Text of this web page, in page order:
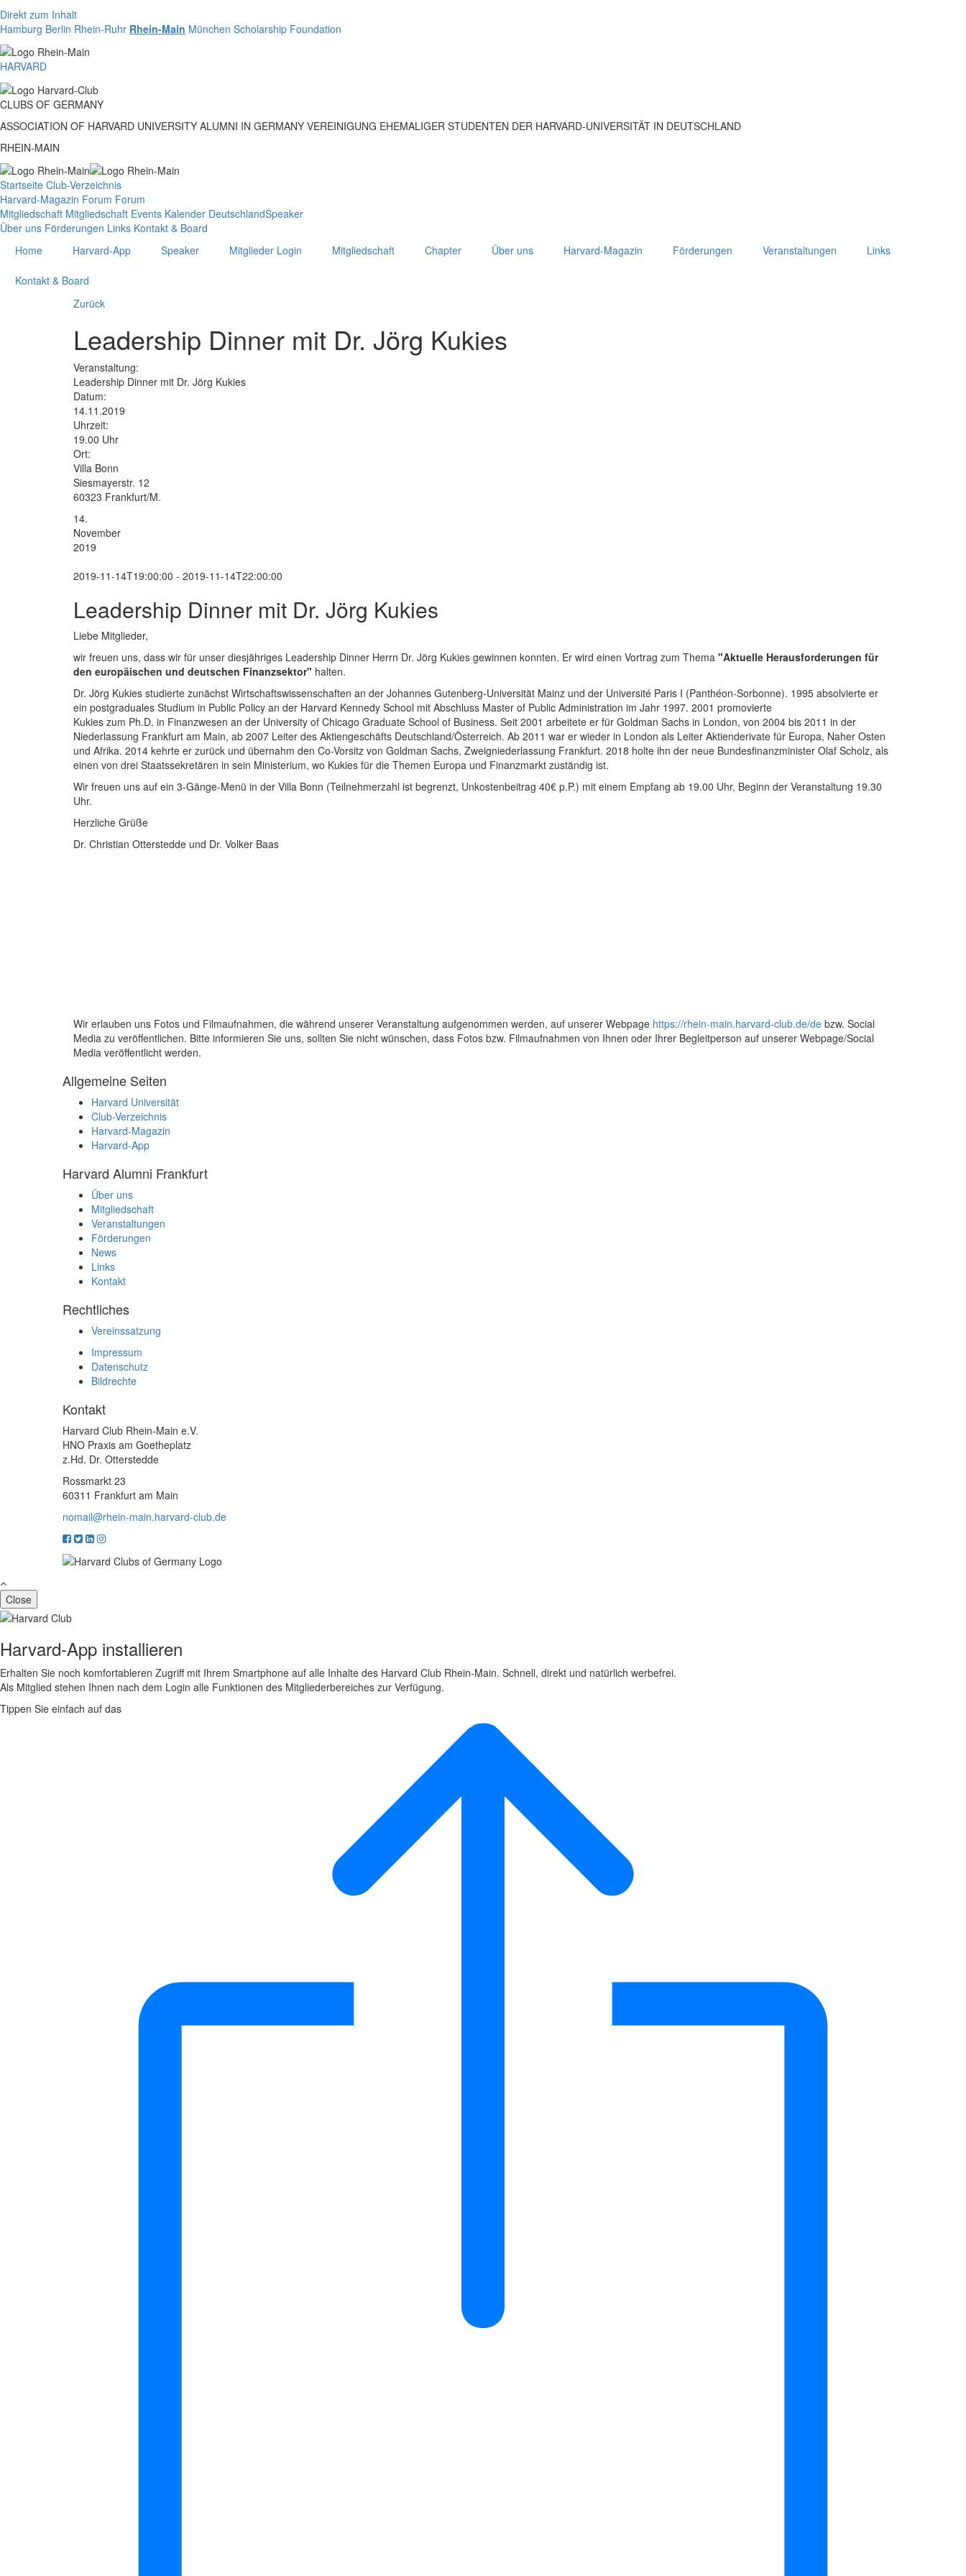
Direkt zum Inhalt
Hamburg Berlin Rhein-Ruhr Rhein-Main München Scholarship Foundation
HARVARD
CLUBS OF GERMANY
ASSOCIATION OF HARVARD UNIVERSITY ALUMNI IN GERMANY VEREINIGUNG EHEMALIGER STUDENTEN DER HARVARD-UNIVERSITÄT IN DEUTSCHLAND
RHEIN-MAIN
Startseite Club-Verzeichnis
Harvard-Magazin Forum Forum
Mitgliedschaft Mitgliedschaft Events Kalender DeutschlandSpeaker
Über uns Förderungen Links Kontakt & Board
Home
Harvard-App Speaker Mitglieder Login Mitgliedschaft Chapter Über uns Harvard-Magazin Förderungen Veranstaltungen Links
Kontakt & Board
Zurück
Leadership Dinner mit Dr. Jörg Kukies
Veranstaltung:
Leadership Dinner mit Dr. Jörg Kukies
Datum:
14.11.2019
Uhrzeit:
19.00 Uhr
Ort:
Villa Bonn
Siesmayerstr. 12
60323 Frankfurt/M.
14.
November
2019
2019-11-14T19:00:00 - 2019-11-14T22:00:00
Leadership Dinner mit Dr. Jörg Kukies
Liebe Mitglieder,
wir freuen uns, dass wir für unser diesjähriges Leadership Dinner Herrn Dr. Jörg Kukies gewinnen konnten. Er wird einen Vortrag zum Thema "Aktuelle Herausforderungen für
den europäischen und deutschen Finanzsektor" halten.
Dr. Jörg Kukies studierte zunächst Wirtschaftswissenschaften an der Johannes Gutenberg-Universität Mainz und der Université Paris I (Panthéon-Sorbonne). 1995 absolvierte er
ein postgraduales Studium in Public Policy an der Harvard Kennedy School mit Abschluss Master of Public Administration im Jahr 1997. 2001 promovierte
Kukies zum Ph.D. in Finanzwesen an der University of Chicago Graduate School of Business. Seit 2001 arbeitete er für Goldman Sachs in London, von 2004 bis 2011 in der
Niederlassung Frankfurt am Main, ab 2007 Leiter des Aktiengeschäfts Deutschland/Österreich. Ab 2011 war er wieder in London als Leiter Aktienderivate für Europa, Naher Osten
und Afrika. 2014 kehrte er zurück und übernahm den Co-Vorsitz von Goldman Sachs, Zweigniederlassung Frankfurt. 2018 holte ihn der neue Bundesfinanzminister Olaf Scholz, als
einen von drei Staatssekretären in sein Ministerium, wo Kukies für die Themen Europa und Finanzmarkt zuständig ist.
Wir freuen uns auf ein 3-Gänge-Menü in der Villa Bonn (Teilnehmerzahl ist begrenzt, Unkostenbeitrag 40€ p.P.) mit einem Empfang ab 19.00 Uhr, Beginn der Veranstaltung 19.30
Uhr.
Herzliche Grüße
Dr. Christian Otterstedde und Dr. Volker Baas
Wir erlauben uns Fotos und Filmaufnahmen, die während unserer Veranstaltung aufgenommen werden, auf unserer Webpage https://rhein-main.harvard-club.de/de bzw. Social
Media zu veröffentlichen. Bitte informieren Sie uns, sollten Sie nicht wünschen, dass Fotos bzw. Filmaufnahmen von Ihnen oder Ihrer Begleitperson auf unserer Webpage/Social
Media veröffentlicht werden.
Allgemeine Seiten
Harvard Universität
Club-Verzeichnis
Harvard-Magazin
Harvard-App
Harvard Alumni Frankfurt
Über uns
Mitgliedschaft
Veranstaltungen
Förderungen
News
Links
Kontakt
Rechtliches
Vereinssatzung
Impressum
Datenschutz
Bildrechte
Kontakt
Harvard Club Rhein-Main e.V.
HNO Praxis am Goetheplatz
z.Hd. Dr. Otterstedde
Rossmarkt 23
60311 Frankfurt am Main
nomail@rhein-main.harvard-club.de
Close
Harvard-App installieren
Erhalten Sie noch komfortableren Zugriff mit Ihrem Smartphone auf alle Inhalte des Harvard Club Rhein-Main. Schnell, direkt und natürlich werbefrei.
Als Mitglied stehen Ihnen nach dem Login alle Funktionen des Mitgliederbereiches zur Verfügung.
Tippen Sie einfach auf das